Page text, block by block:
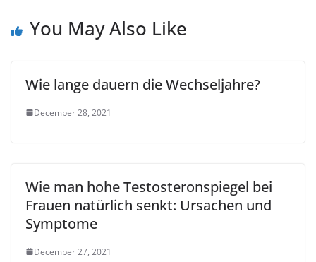
You May Also Like
Wie lange dauern die Wechseljahre?
December 28, 2021
Wie man hohe Testosteronspiegel bei
Frauen natürlich senkt: Ursachen und
Symptome
December 27, 2021